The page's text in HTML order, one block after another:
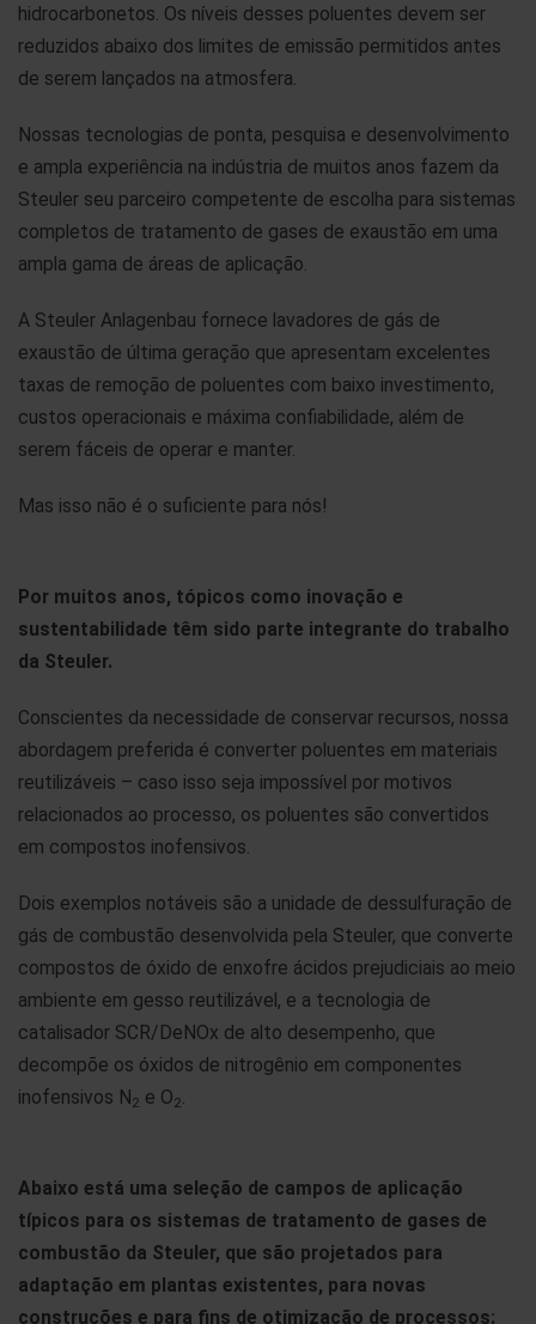
hidrocarbonetos. Os níveis desses poluentes devem ser
reduzidos abaixo dos limites de emissão permitidos antes
de serem lançados na atmosfera.
Nossas tecnologias de ponta, pesquisa e desenvolvimento
e ampla experiência na indústria de muitos anos fazem da
Steuler seu parceiro competente de escolha para sistemas
completos de tratamento de gases de exaustão em uma
ampla gama de áreas de aplicação.
A Steuler Anlagenbau fornece lavadores de gás de
exaustão de última geração que apresentam excelentes
taxas de remoção de poluentes com baixo investimento,
custos operacionais e máxima confiabilidade, além de
serem fáceis de operar e manter.
Mas isso não é o suficiente para nós!
Por muitos anos, tópicos como inovação e
sustentabilidade têm sido parte integrante do trabalho
da Steuler.
Conscientes da necessidade de conservar recursos, nossa
abordagem preferida é converter poluentes em materiais
reutilizáveis – caso isso seja impossível por motivos
relacionados ao processo, os poluentes são convertidos
em compostos inofensivos.
Dois exemplos notáveis são a unidade de dessulfuração de
gás de combustão desenvolvida pela Steuler, que converte
compostos de óxido de enxofre ácidos prejudiciais ao meio
ambiente em gesso reutilizável, e a tecnologia de
catalisador SCR/DeNOx de alto desempenho, que
decompõe os óxidos de nitrogênio em componentes
inofensivos N2 e O2
Abaixo está uma seleção de campos de aplicação
típicos para os sistemas de tratamento de gases de
combustão da Steuler, que são projetados para
adaptação em plantas existentes, para novas
construções e para fins de otimização de processos: